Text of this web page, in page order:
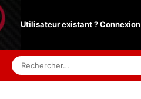
Utilisateur existant ? Connexion